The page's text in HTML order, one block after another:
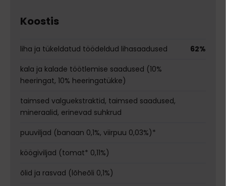
Koostis
liha ja tükeldatud töödeldud lihasaadused
62%
kala ja kalade töötlemise saadused (10%
heeringat, 10% heeringatükke)
taimsed valguekstraktid, taimsed saadused,
mineraalid, erinevad suhkrud
puuviljad (banaan 0,1%, viirpuu 0,03%)*
köögiviljad (tomat* 0,11%)
õlid ja rasvad (lõheõli 0,1%)